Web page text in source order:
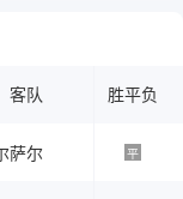
客队 胜平负
萨尔 平